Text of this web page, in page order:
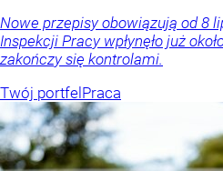
Nowe przepisy obowiązują od 8
Inspekcji Pracy wpłynęło już
zakończy się kontrolami.
Twój portfel Praca